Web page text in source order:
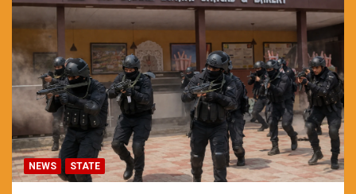
NEWS STATE